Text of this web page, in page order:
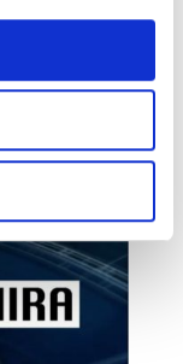
consultar
Cookies